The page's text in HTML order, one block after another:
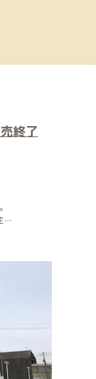
終了
…